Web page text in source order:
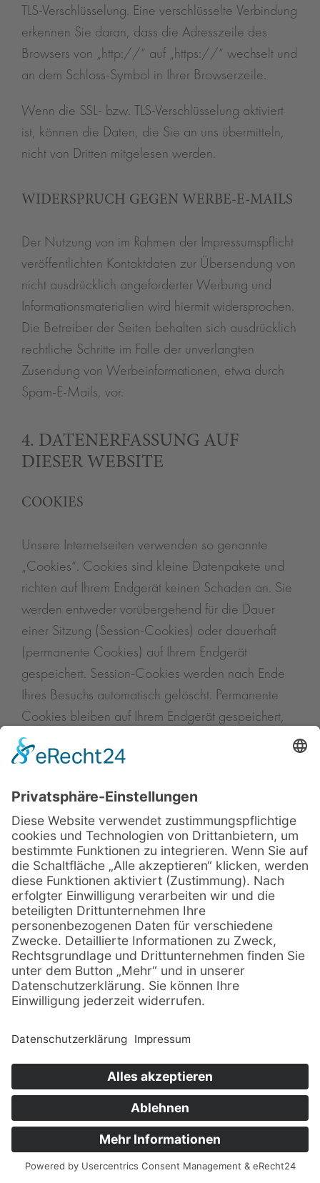
TLS-Verschlüsselung. Eine verschlüsselte Verbindung
erkennen Sie daran, dass die Adresszeile des
Browsers von „http://“ auf „https://“ wechselt und
an dem Schloss-Symbol in Ihrer Browserzeile.
Wenn die SSL- bzw. TLS-Verschlüsselung aktiviert
ist, können die Daten, die Sie an uns übermitteln,
nicht von Dritten mitgelesen werden.
WIDERSPRUCH GEGEN WERBE-E-MAILS
Der Nutzung von im Rahmen der Impressumspflicht
veröffentlichten Kontaktdaten zur Übersendung von
nicht ausdrücklich angeforderter Werbung und
Informationsmaterialien wird hiermit widersprochen.
Die Betreiber der Seiten behalten sich ausdrücklich
rechtliche Schritte im Falle der unverlangten
Zusendung von Werbeinformationen, etwa durch
Spam-E-Mails, vor.
4. DATENERFASSUNG AUF
DIESER WEBSITE
COOKIES
Unsere Internetseiten verwenden so genannte
„Cookies“. Cookies sind kleine Datenpakete und
richten auf Ihrem Endgerät keinen Schaden an. Sie
werden entweder vorübergehend für die Dauer
einer Sitzung (Session-Cookies) oder dauerhaft
(permanente Cookies) auf Ihrem Endgerät
gespeichert. Session-Cookies werden nach Ende
Ihres Besuchs automatisch gelöscht. Permanente
Cookies bleiben auf Ihrem Endgerät gespeichert,
bis Sie diese selbst löschen oder eine automatische
Löschung durch Ihren Webbrowser erfolgt.
Cookies können von uns (First-Party-Cookies) oder
von Drittunternehmen stammen (sog. Third-Party-
Cookies). Third-Party-Cookies ermöglichen die
Einbindung bestimmter Dienstleistungen von
Drittunternehmen innerhalb von Webseiten (z. B.
Cookies zur Abwicklung von
Zahlungsdienstleistungen).
Cookies haben verschiedene Funktionen.
Zahlreiche Cookies sind technisch notwendig, da
bestimmte Webseitenfunktionen ohne diese nicht
oder die Anzeige von Videos). Andere Cookies
können zur Auswertung des Nutzerverhaltens oder
zu Werbezwecken verwendet werden.
Cookies, die zur Durchführung des elektronischen
Kommunikationsvorgangs, zur Bereitstellung
bestimmter, von Ihnen erwünschter Funktionen (z. B.